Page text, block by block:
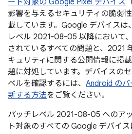
ート対象の Google Pixel デバイス
影響を与えるセキュリティの脆弱
載しています。Google デバイスは
レベル 2021-08-05 以降において
されているすべての問題と、2021
キュリティに関する公開情報に掲
題に対処しています。デバイスの
ベルを確認するには、 Android の
新する方法をご覧ください。
パッチレベル 2021-08-05 へのア
ト対象のすべての Google デバイ